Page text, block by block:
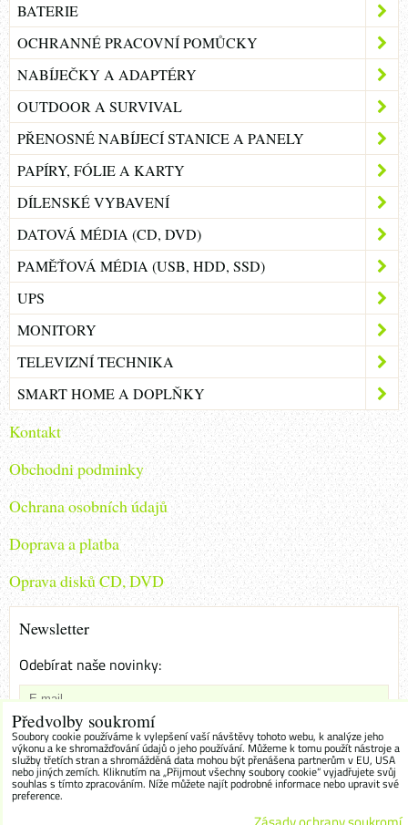
BATERIE
OCHRANNÉ PRACOVNÍ POMŮCKY
NABÍJEČKY A ADAPTÉRY
OUTDOOR A SURVIVAL
PŘENOSNÉ NABÍJECÍ STANICE A PANELY
PAPÍRY, FÓLIE A KARTY
DÍLENSKÉ VYBAVENÍ
DATOVÁ MÉDIA (CD, DVD)
PAMĚŤOVÁ MÉDIA (USB, HDD, SSD)
UPS
MONITORY
TELEVIZNÍ TECHNIKA
SMART HOME A DOPLŇKY
Kontakt
Obchodni podminky
Ochrana osobních údajů
Doprava a platba
Oprava disků CD, DVD
Newsletter
Odebírat naše novinky:
Chci se přihlásit k odběru novinek e-mailem
Odebírat
Předvolby soukromí
Soubory cookie používáme k vylepšení vaší návštěvy tohoto webu, k analýze jeho
výkonu a ke shromažďování údajů o jeho používání. Můžeme k tomu použít nástroje a
služby třetích stran a shromážděná data mohou být přenášena partnerům v EU, USA
nebo jiných zemích. Kliknutím na „Přijmout všechny soubory cookie“ vyjadřujete svůj
souhlas s tímto zpracováním. Níže můžete najít podrobné informace nebo upravit své
preference.